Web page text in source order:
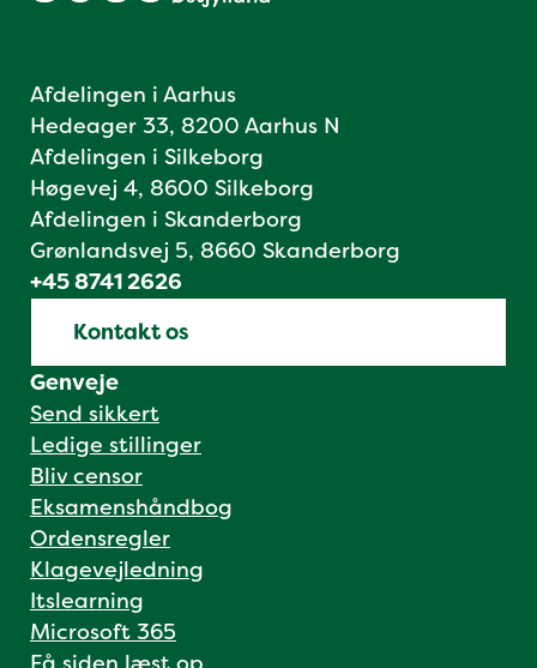
Afdelingen i Aarhus
Hedeager 33, 8200 Aarhus N
Afdelingen i Silkeborg
Høgevej 4, 8600 Silkeborg
Afdelingen i Skanderborg
Grønlandsvej 5, 8660 Skanderborg
+45 8741 2626
Kontakt os
Genveje
Send sikkert
Ledige stillinger
Bliv censor
Eksamenshåndbog
Ordensregler
Klagevejledning
Itslearning
Microsoft 365